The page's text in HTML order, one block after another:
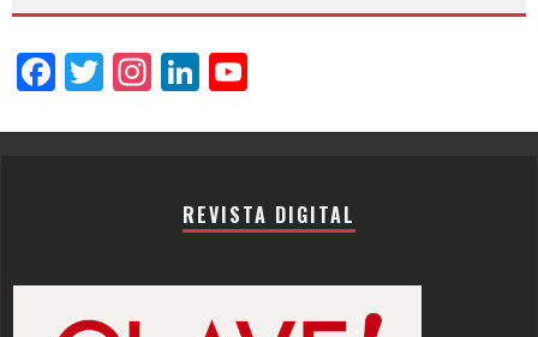
Facebook
Twitter
Instagram
LinkedIn
REVISTA DIGITAL